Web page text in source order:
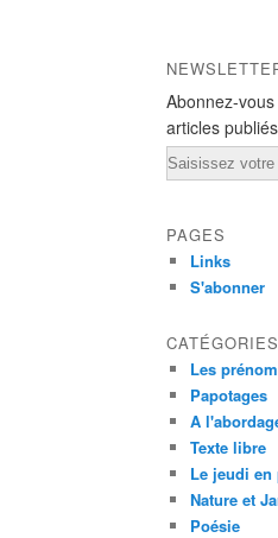
Abonnez-
articles
Email
PAGES
Links
S'abonner
CATÉGORIES
Les
Papotages
A
Texte libre
Le jeudi en
Nature et
Poésie